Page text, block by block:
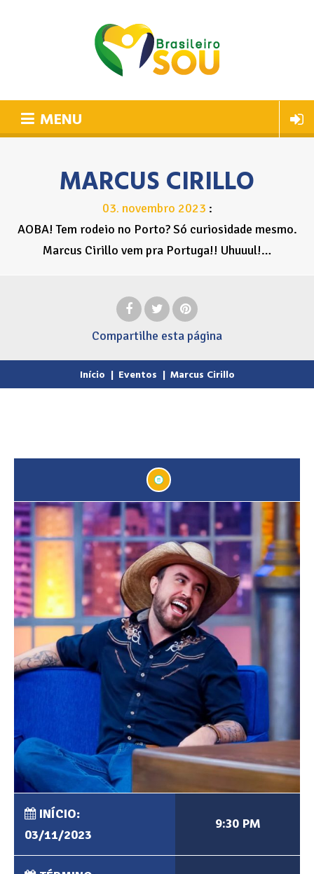
MENU
MARCUS CIRILLO
03. novembro 2023
AOBA! Tem rodeio no Porto? Só curiosidade mesmo.
Marcus Cirillo vem pra Portuga!! Uhuuul!…
Compartilhe esta página
Início | Eventos | Marcus Cirillo
INÍCIO:
03/11/2023
9:30 PM